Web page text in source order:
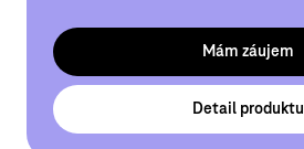
Mám záujem
Detail produktu